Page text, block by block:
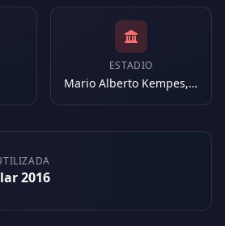
ESTADIO
Mario Alberto Kempes, Córdoba (Argentina)
2016